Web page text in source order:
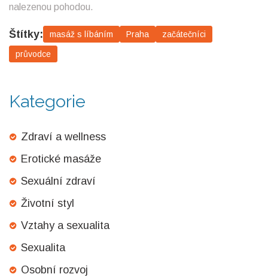
nalezenou pohodou.
Štítky: masáž s líbáním Praha začátečníci
průvodce
Kategorie
Zdraví a wellness
Erotické masáže
Sexuální zdraví
Životní styl
Vztahy a sexualita
Sexualita
Osobní rozvoj